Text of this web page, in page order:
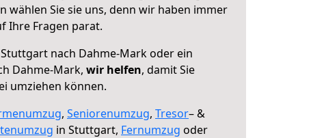
wählen Sie sie uns, denn wir haben immer
Ihre Fragen parat.
nach Dahme-Mark oder ein
Dahme-Mark, wir helfen, damit Sie
umziehen können.
, Seniorenumzug, Tresor– &
in Stuttgart, Fernumzug oder